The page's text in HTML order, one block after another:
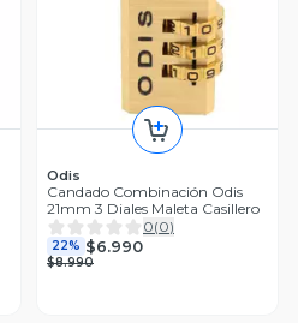
Odis
Candado Combinación Odis
21mm 3 Diales Maleta Casillero
0(0)
22% $6.990
$8.990